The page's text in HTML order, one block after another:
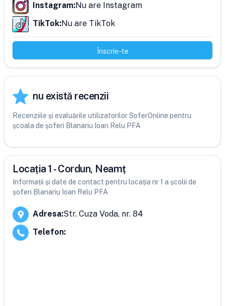
Instagram:Nu are Instagram
TikTok:Nu are TikTok
Înscrie-te
nu există recenzii
Recenziile și evaluările utilizatorilor SoferOnline pentru
școala de șoferi Blanariu Ioan Relu PFA
Locația 1 - Cordun, Neamț
Informații și date de contact pentru locația nr 1 a școlii de
șoferi Blanariu Ioan Relu PFA
Adresa:Str. Cuza Voda, nr. 84
Telefon: